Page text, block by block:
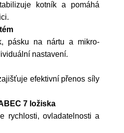
kotník a pomáhá
pásku na nártu a mikro-
nastavení.
efektivní přenos síly
7 ložiska
rychlosti, ovladatelnosti a